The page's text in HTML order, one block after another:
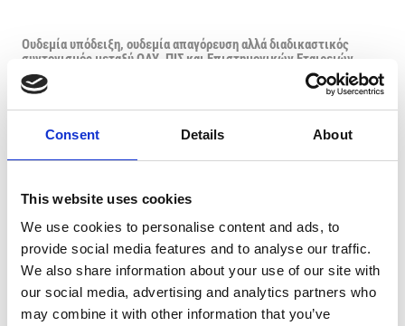
Consent Details About
This website uses cookies
We use cookies to personalise content and ads, to
provide social media features and to analyse our traffic.
We also share information about your use of our site with
our social media, advertising and analytics partners who
may combine it with other information that you’ve
Ουδεμία υπόδειξη, ουδεμία απαγόρευση αλλά διαδικαστικός
συντονισμός μεταξύ ΟΑΥ, ΠΙΣ και Επιστημονικών Εταιρειών
με σκοπό την πλήρη διαφάνεια και την εύρυθμη λειτουργία του
ΓεΣΥ.
Είναι με έκπληξη που ο Παγκύπριος Ιατρικός Σύλλογος έχει
20 Ιουλίου 2022, η Κοινωνική Συμμαχία για το ΓεΣΥ.
Η ερμηνεία που έδωσε ο Πρόεδρος της ΟΣΑΚ επικαλούμενος την
επιστολή ημερομηνίας 12 Ιουλίου 2022 προς τις Επιστημονικές
Εταιρείες, συνιστά μια ωμή προσπάθεια παραπλάνησης τόσο των
συνδέσμων ασθενών όσο και ευρύτερα της κοινής γνώμης.